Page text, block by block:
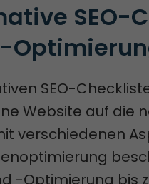
SEO-
SEO-
Website auf die
verschiedenen
-Optimierung bis